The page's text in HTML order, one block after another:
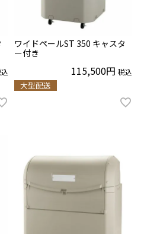
ワイドペールST 350 キャスタ
ー付き
115,500 税込
大型配送